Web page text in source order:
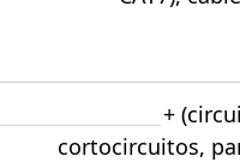
+
cortocircuitos,